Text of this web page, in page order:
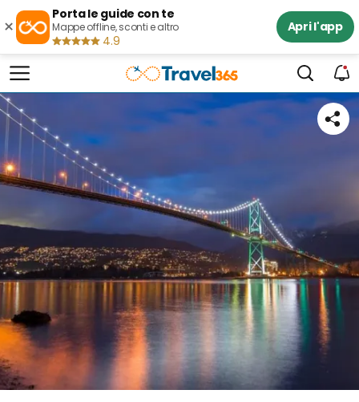
×
Porta le guide con te
Mappe offline, sconti e altro
4.9
Apri l'app